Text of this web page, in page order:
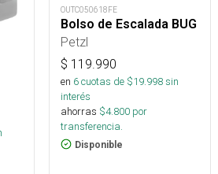
OUTC050618FE
Bolso de Escalada BUG
Petzl
$ 119.990
en 6cuotas de $19.998sin
interés
ahorras $4.800 por
transferencia.
Disponible